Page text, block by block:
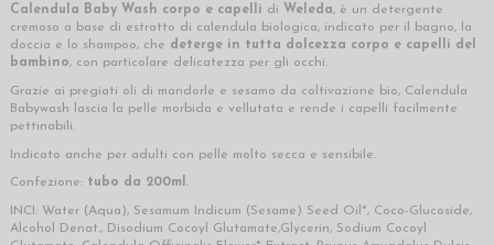
Calendula Baby Wash corpo e capelli di Weleda, è un detergente
cremoso a base di estratto di calendula biologica, indicato per il bagno, la
doccia e lo shampoo, che deterge in tutta dolcezza corpo e capelli del
bambino, con particolare delicatezza per gli occhi.
Grazie ai pregiati oli di mandorle e sesamo da coltivazione bio, Calendula
Babywash lascia la pelle morbida e vellutata e rende i capelli facilmente
pettinabili.
Indicato anche per adulti con pelle molto secca e sensibile.
Confezione: tubo da 200ml .
INCI: Water (Aqua), Sesamum Indicum (Sesame) Seed Oil*, Coco-Glucoside,
Alcohol Denat., Disodium Cocoyl Glutamate,Glycerin, Sodium Cocoyl